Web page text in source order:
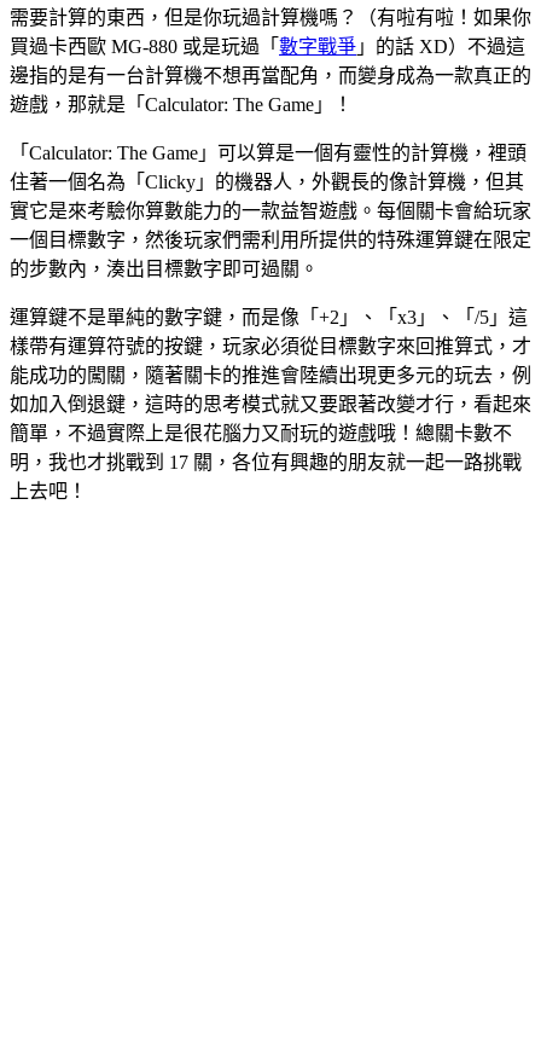
需要計算的東西，但是你玩過計算機嗎？（有啦有啦！如果你
買過卡西歐 MG-880 或是玩過「 數字戰爭 」的話 XD）不過這
邊指的是有一台計算機不想再當配角，而變身成為一款真正的
遊戲，那就是「Calculator: The Game」！
「Calculator: The Game」可以算是一個有靈性的計算機，裡頭
住著一個名為「Clicky」的機器人，外觀長的像計算機，但其
實它是來考驗你算數能力的一款益智遊戲。每個關卡會給玩家
一個目標數字，然後玩家們需利用所提供的特殊運算鍵在限定
的步數內，湊出目標數字即可過關。
運算鍵不是單純的數字鍵，而是像「+2」、「x3」、「/5」這
樣帶有運算符號的按鍵，玩家必須從目標數字來回推算式，才
能成功的闖關，隨著關卡的推進會陸續出現更多元的玩去，例
如加入倒退鍵，這時的思考模式就又要跟著改變才行，看起來
簡單，不過實際上是很花腦力又耐玩的遊戲哦！總關卡數不
明，我也才挑戰到 17 關，各位有興趣的朋友就一起一路挑戰
上去吧！